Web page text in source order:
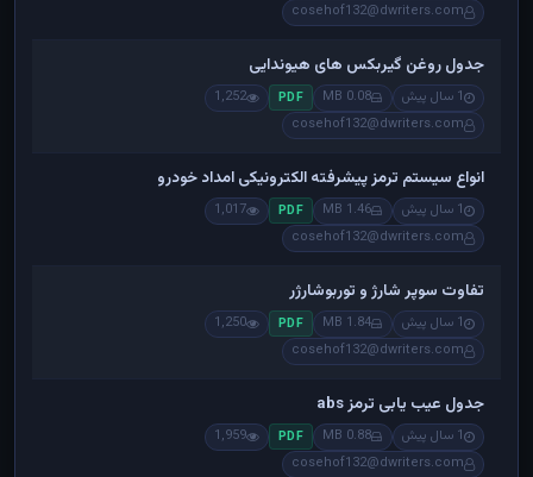
cosehof132@dwriters.com
جدول روغن گیربکس های هیوندایی
1 سال پیش 0.08 MB
PDF
1,252
cosehof132@dwriters.com
انواع سیستم ترمز پیشرفته الکترونیکی امداد خودرو
1 سال پیش 1.46 MB
PDF
1,017
cosehof132@dwriters.com
تفاوت سوپر شارژ و توربوشارژر
1 سال پیش 1.84 MB
PDF
1,250
cosehof132@dwriters.com
جدول عیب یابی ترمز abs
1 سال پیش 0.88 MB
PDF
1,959
cosehof132@dwriters.com